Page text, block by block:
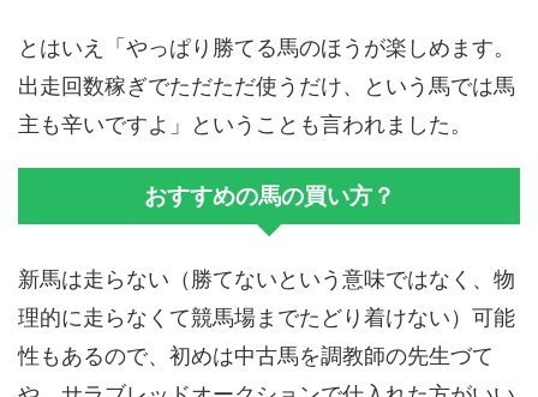
とはいえ「やっぱり勝てる馬のほうが楽しめます。
出走回数稼ぎでただただ使うだけ、という馬では馬
主も辛いですよ」ということも言われました。
おすすめの馬の買い方？
新馬は走らない（勝てないという意味ではなく、物
理的に走らなくて競馬場までたどり着けない）可能
性もあるので、初めは中古馬を調教師の先生づて